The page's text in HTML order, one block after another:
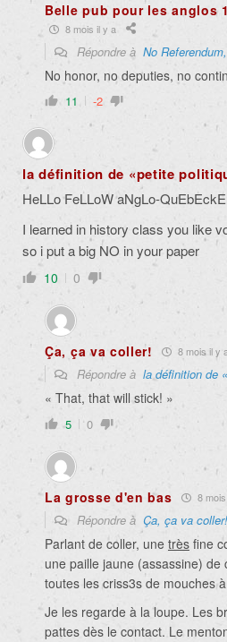
Belle pub pour les anglos
8 mois il y a
Répondre à No
No honor, no deputies, no
11 -2
la définition de «petite
HeLLo FeLLoW aNgLo-
I learned in history class you like
so i put a big NO in your paper
10 0
Ça, ça va coller! 8 mois il y a
Répondre à la définition de
« That, that will stick! »
5 0
La grosse d'en bas 8
Répondre à Ça, ça va coller!
Parlant de coller, une très fine
une paille jaune (assassine)
toutes les criss3s de mouches
Je les regarde à la loupe. Les
pattes dès le contact. Le